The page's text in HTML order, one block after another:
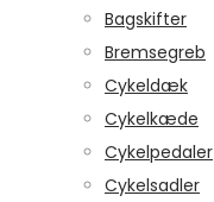
Bagskifter
Bremsegreb
Cykeldæk
Cykelkæde
Cykelpedaler
Cykelsadler